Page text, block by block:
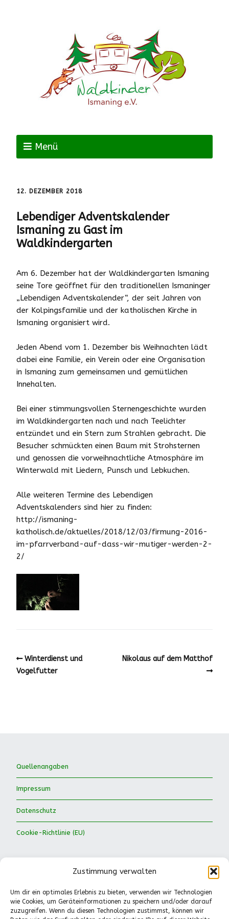
Zustimmung verwalten
Um dir ein optimales Erlebnis zu bieten, verwenden wir Technologien
wie Cookies, um Geräteinformationen zu speichern und/oder darauf
zuzugreifen. Wenn du diesen Technologien zustimmst, können wir
Menü
12. DEZEMBER 2018
Lebendiger Adventskalender
Ismaning zu Gast im
Waldkindergarten
Am 6. Dezember hat der Waldkindergarten Ismaning
seine Tore geöffnet für den traditionellen Ismaninger
„Lebendigen Adventskalender“, der seit Jahren von
der Kolpingsfamilie und der katholischen Kirche in
Ismaning organisiert wird.
Jeden Abend vom 1. Dezember bis Weihnachten lädt
dabei eine Familie, ein Verein oder eine Organisation
in Ismaning zum gemeinsamen und gemütlichen
Innehalten.
Bei einer stimmungsvollen Sternengeschichte wurden
im Waldkindergarten nach und nach Teelichter
entzündet und ein Stern zum Strahlen gebracht. Die
Besucher schmückten einen Baum mit Strohsternen
und genossen die vorweihnachtliche Atmosphäre im
Winterwald mit Liedern, Punsch und Lebkuchen.
Alle weiteren Termine des Lebendigen
Adventskalenders sind hier zu finden:
http://ismaning-
katholisch.de/aktuelles/2018/12/03/firmung-2016-
im-pfarrverband-auf-dass-wir-mutiger-werden-2-
2/
Winterdienst und
Vogelfutter
Nikolaus auf dem Matthof
Quellenangaben
Impressum
Datenschutz
Cookie-Richtlinie (EU)
Waldkinder Ismaning e.V.